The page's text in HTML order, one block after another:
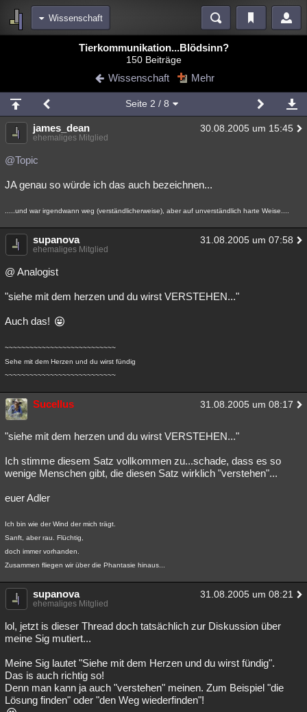
Wissenschaft
Blogs Videos
Chat Wiki Neuigkeiten
meine Rubriken
Menschen Wissenschaft Mystery Kriminalfälle
Spiritualität
Natur Umfragen Unterhaltung
Philosophie Träume Orte Esoterik Literatur
Astronomie Helpdesk
Übersichten
Besucht
Lesenswert Schlüsselwörter
Tierkommunikation...Blödsinn?
150 Beiträge
Wissenschaft Mehr
Seite 2 / 8
james_dean 30.08.2005 um 15:45
ehemaliges Mitglied
@Topic
JA genau so würde ich das auch bezeichnen...
.....und war irgendwann weg (verständlicherweise), aber auf unverständlich harte Weise....
supanova 31.08.2005 um 07:58
ehemaliges Mitglied
@ Analogist
"siehe mit dem herzen und du wirst VERSTEHEN..."
Auch das!
~~~~~~~~~~~~~~~~~~~~~~~~~~~
Sehe mit dem Herzen und du wirst fündig
~~~~~~~~~~~~~~~~~~~~~~~~~~~
Sucellus 31.08.2005 um 08:17
"siehe mit dem herzen und du wirst VERSTEHEN..."
Ich stimme diesem Satz vollkommen zu...schade, dass es so
wenige Menschen gibt, die diesen Satz wirklich "verstehen"...
euer Adler
Ich bin wie der Wind der mich trägt.
Sanft, aber rau. Flüchtig,
doch immer vorhanden.
Zusammen fliegen wir über die Phantasie hinaus...
supanova 31.08.2005 um 08:21
ehemaliges Mitglied
lol, jetzt is dieser Thread doch tatsächlich zur Diskussion über
meine Sig mutiert...
Meine Sig lautet "Siehe mit dem Herzen und du wirst fündig".
Das is auch richtig so!
Denn man kann ja auch "verstehen" meinen. Zum Beispiel "die
Lösung finden" oder "den Weg wiederfinden"!